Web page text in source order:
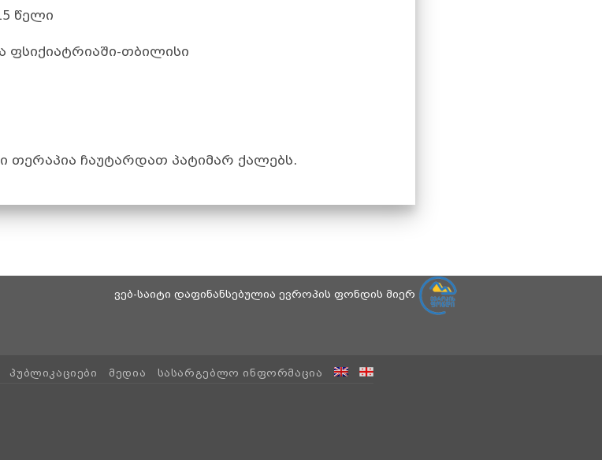
წელი
ფსიქიატრიაში-თბილისი
თერაპია ჩაუტარდათ პატიმარ ქალებს.
ვებ-საიტი დაფინანსებულია ევროპის ფონდის მიერ
ᲞᲣᲑᲚᲘᲙᲐᲪᲘᲔᲑᲘ ᲛᲔᲓᲘᲐ ᲡᲐᲡᲐᲠᲒᲔᲑᲚᲝ ᲘᲜᲤᲝᲠᲛᲐᲪᲘᲐ